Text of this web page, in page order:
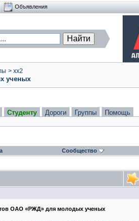
Объявления
> xx2
ученых
Студенту Дороги Группы Помощь
Сообщество
ОАО «РЖД» для молодых ученых